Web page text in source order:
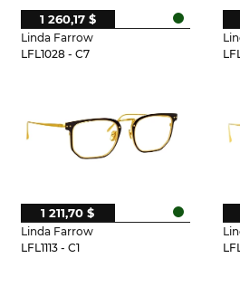
Linda Farrow
LFL1028 - C7
1 260,17 $
Linda Farrow
LFL1113 - C1
1 211,70 $